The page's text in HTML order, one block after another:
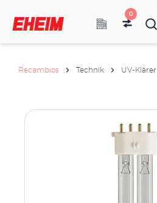
0
Recambios Technik UV-Klärer